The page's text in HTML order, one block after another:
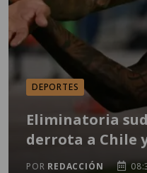
DEPORTES
Eliminatoria
derrota a Chile
POR REDACCIÓN